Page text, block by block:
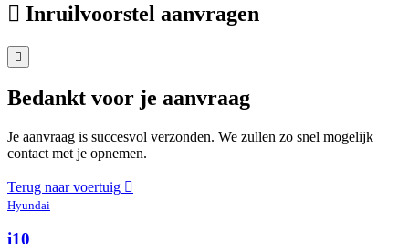
Inruilvoorstel aanvragen
Bedankt voor je aanvraag
Je aanvraag is succesvol verzonden. We zullen zo snel mogelijk
contact met je opnemen.
Terug naar voertuig
Hyundai
i10